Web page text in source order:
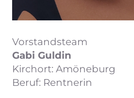
Vorstandsteam
Gabi Guldin
Kirchort: Amöneburg
Beruf: Rentnerin